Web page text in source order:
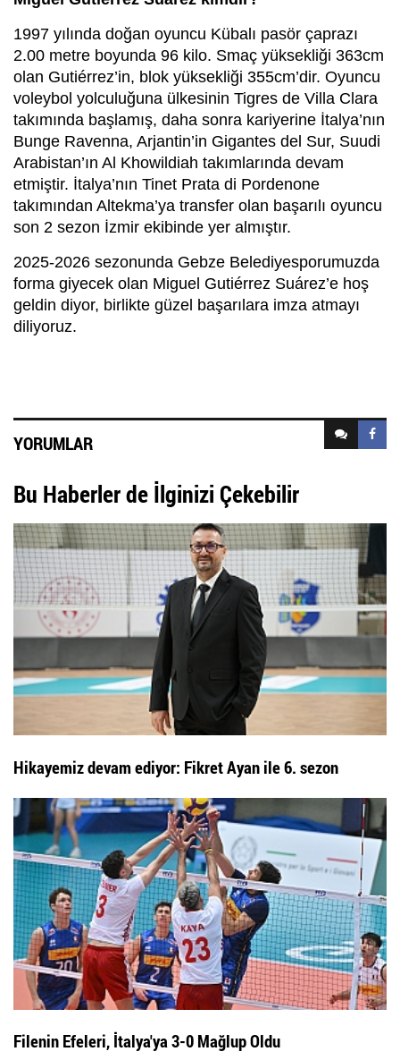
1997 yılında doğan oyuncu Kübalı pasör çaprazı
2.00 metre boyunda 96 kilo. Smaç yüksekliği 363cm
olan Gutiérrez’in, blok yüksekliği 355cm’dir. Oyuncu
voleybol yolculuğuna ülkesinin Tigres de Villa Clara
takımında başlamış, daha sonra kariyerine İtalya’nın
Bunge Ravenna, Arjantin’in Gigantes del Sur, Suudi
Arabistan’ın Al Khowildiah takımlarında devam
etmiştir. İtalya’nın Tinet Prata di Pordenone
takımından Altekma’ya transfer olan başarılı oyuncu
son 2 sezon İzmir ekibinde yer almıştır.
2025-2026 sezonunda Gebze Belediyesporumuzda
forma giyecek olan Miguel Gutiérrez Suárez’e hoş
geldin diyor, birlikte güzel başarılara imza atmayı
diliyoruz.
YORUMLAR
Bu Haberler de İlginizi Çekebilir
Hikayemiz devam ediyor: Fikret Ayan ile 6. sezon
Filenin Efeleri, İtalya'ya 3-0 Mağlup Oldu